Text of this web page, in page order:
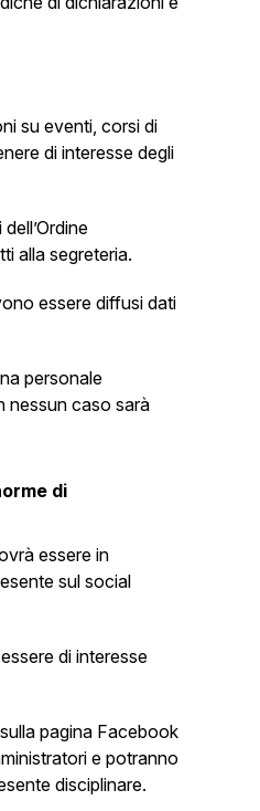
su eventi, corsi di
di interesse degli
alla segreteria.
essere diffusi dati
personale
nessun caso sarà
di
essere in
sul social
di interesse
pagina Facebook
e potranno
disciplinare.